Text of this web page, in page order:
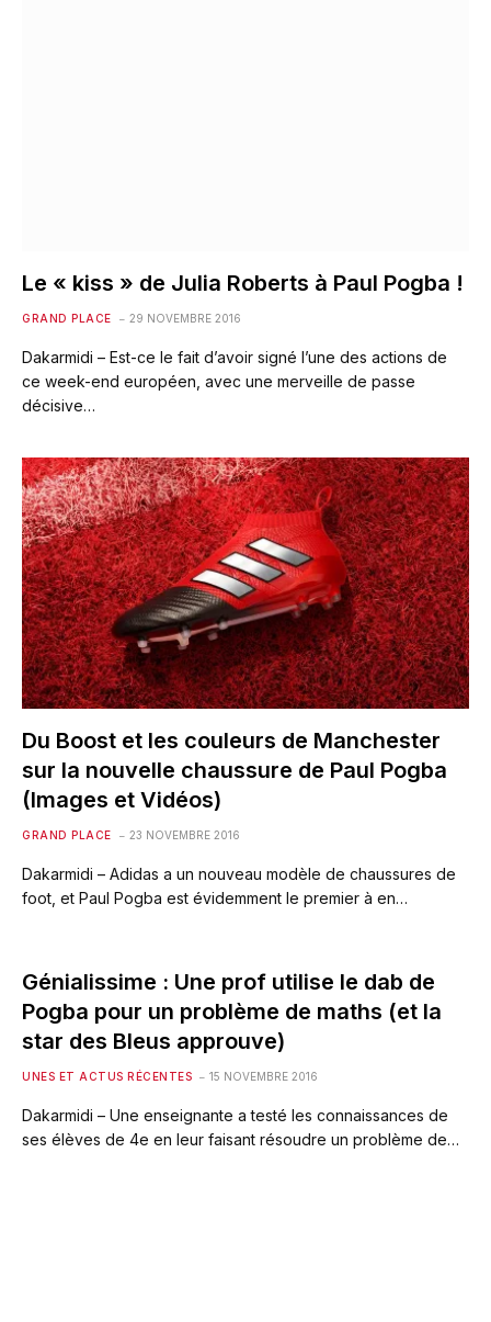
Le « kiss » de Julia Roberts à Paul Pogba !
GRAND PLACE 29 NOVEMBRE 2016
Dakarmidi – Est-ce le fait d’avoir signé l’une des actions de
ce week-end européen, avec une merveille de passe
décisive…
Du Boost et les couleurs de Manchester
sur la nouvelle chaussure de Paul Pogba
(Images et Vidéos)
GRAND PLACE 23 NOVEMBRE 2016
Dakarmidi – Adidas a un nouveau modèle de chaussures de
foot, et Paul Pogba est évidemment le premier à en…
Génialissime : Une prof utilise le dab de
Pogba pour un problème de maths (et la
star des Bleus approuve)
UNES ET ACTUS RÉCENTES 15 NOVEMBRE 2016
Dakarmidi – Une enseignante a testé les connaissances de
ses élèves de 4e en leur faisant résoudre un problème de…